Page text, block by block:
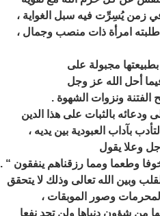
زمن يُسِرِّت فيه سبل الغواية ،
امرأة ذات منصب وجمال ،
أحل الله عز وجل
ونزوات الشهوة .
بآداب العبودية بين يديه ،
جل وعلا يقول
وطعما ومما رزقناهم ينفقون “ .
المحرمات وصور الموبقات ،
من شؤون دنياها ولن تجد نفعا